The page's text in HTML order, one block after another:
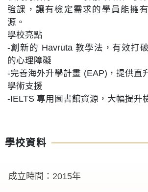
強課，讓有檢定需求的學員能擁
源。
學校亮點
-創新的 Havruta 教學法，有效打
的心理障礙
-完善海外升學計畫 (EAP)，提供直
學術支援
-IELTS 專用圖書館資源，大幅提升
學校資料
成立時間：2015年